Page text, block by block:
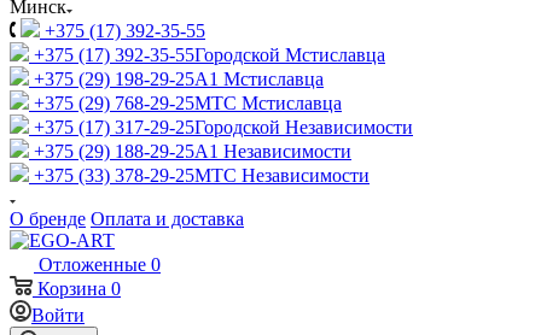
Минск
+375 (17) 392-35-55
+375 (17) 392-35-55Городской Мстиславца
+375 (29) 198-29-25A1 Мстиславца
+375 (29) 768-29-25МТС Мстиславца
+375 (17) 317-29-25Городской Независимости
+375 (29) 188-29-25A1 Независимости
+375 (33) 378-29-25МТС Независимости
О бренде Оплата и доставка
Отложенные 0
Корзина 0
Войти